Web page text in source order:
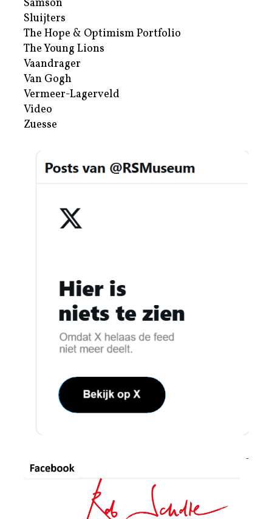
Samson
Sluijters
The Hope & Optimism Portfolio
The Young Lions
Vaandrager
Van Gogh
Vermeer-Lagerveld
Video
Zuesse